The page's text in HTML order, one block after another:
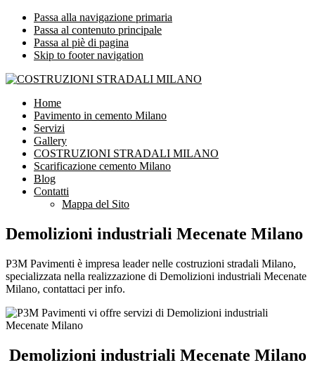
Passa alla navigazione primaria
Passa al contenuto principale
Passa al piè di pagina
Skip to footer navigation
COSTRUZIONI STRADALI MILANO
Impresa leader nelle costruzioni stradali Milano
Home
Pavimento in cemento Milano
Servizi
Gallery
COSTRUZIONI STRADALI MILANO
Scarificazione cemento Milano
Blog
Contatti
Mappa del Sito
Demolizioni industriali Mecenate Milano
P3M Pavimenti è impresa leader nelle costruzioni stradali Milano,
specializzata nella realizzazione di Demolizioni industriali Mecenate
Milano, contattaci per info.
Demolizioni industriali Mecenate Milano